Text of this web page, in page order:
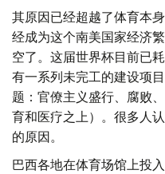
其原因已经超越了体育本
经成为这个南美国家经济
空了。这届世界杯目前已
有一系列未完工的建设项
题：官僚主义盛行、腐败
育和医疗之上）。很多人
的原因。
巴西各地在体育场馆上投